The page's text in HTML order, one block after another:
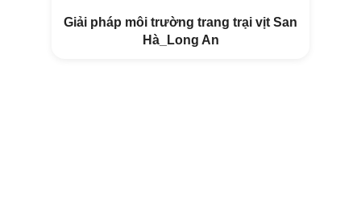
Giải pháp môi trường trang trại vịt San
Hà_Long An